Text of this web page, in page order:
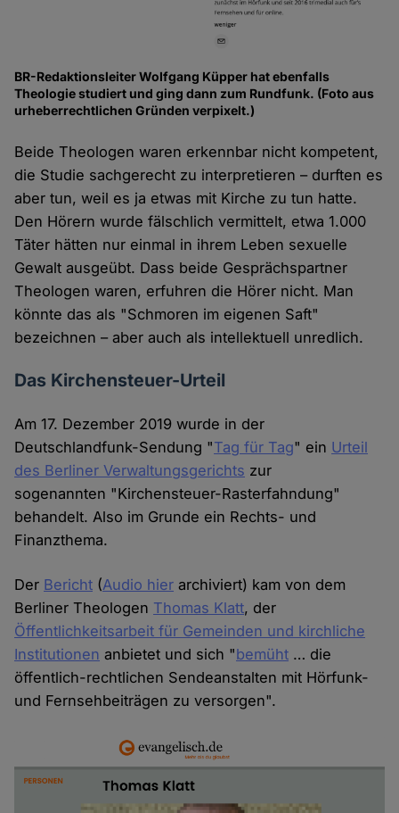
BR-Redaktionsleiter Wolfgang Küpper hat ebenfalls
Theologie studiert und ging dann zum Rundfunk. (Foto aus
urheberrechtlichen Gründen verpixelt.)
Beide Theologen waren erkennbar nicht kompetent,
die Studie sachgerecht zu interpretieren – durften es
aber tun, weil es ja etwas mit Kirche zu tun hatte.
Den Hörern wurde fälschlich vermittelt, etwa 1.000
Täter hätten nur einmal in ihrem Leben sexuelle
Gewalt ausgeübt. Dass beide Gesprächspartner
Theologen waren, erfuhren die Hörer nicht. Man
könnte das als "Schmoren im eigenen Saft"
bezeichnen – aber auch als intellektuell unredlich.
Das Kirchensteuer-Urteil
Am 17. Dezember 2019 wurde in der
Deutschlandfunk-Sendung "Tag für Tag" ein Urteil
des Berliner Verwaltungsgerichts zur
sogenannten "Kirchensteuer-Rasterfahndung"
behandelt. Also im Grunde ein Rechts- und
Finanzthema.
Der Bericht (Audio hier archiviert) kam von dem
Berliner Theologen Thomas Klatt, der
Öffentlichkeitsarbeit für Gemeinden und kirchliche
Institutionen anbietet und sich "bemüht … die
öffentlich-rechtlichen Sendeanstalten mit Hörfunk-
und Fernsehbeiträgen zu versorgen".